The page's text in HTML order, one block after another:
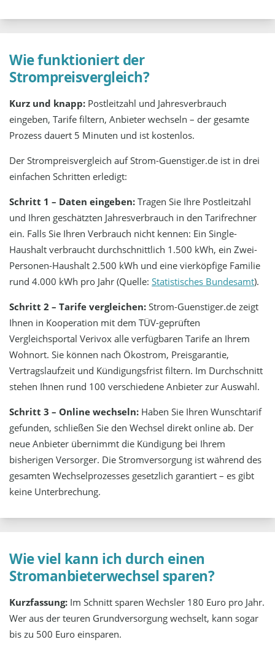
Wie funktioniert der
Strompreisvergleich?
Kurz und knapp: Postleitzahl und Jahresverbrauch
eingeben, Tarife filtern, Anbieter wechseln – der gesamte
Prozess dauert 5 Minuten und ist kostenlos.
Der Strompreisvergleich auf Strom-Guenstiger.de ist in drei
einfachen Schritten erledigt:
Schritt 1 – Daten eingeben: Tragen Sie Ihre Postleitzahl
und Ihren geschätzten Jahresverbrauch in den Tarifrechner
ein. Falls Sie Ihren Verbrauch nicht kennen: Ein Single-
Haushalt verbraucht durchschnittlich 1.500 kWh, ein Zwei-
Personen-Haushalt 2.500 kWh und eine vierköpfige Familie
rund 4.000 kWh pro Jahr (Quelle:Statistisches Bundesamt).
Schritt 2 – Tarife vergleichen: Strom-Guenstiger.de zeigt
Ihnen in Kooperation mit dem TÜV-geprüften
Vergleichsportal Verivox alle verfügbaren Tarife an Ihrem
Wohnort. Sie können nach Ökostrom, Preisgarantie,
Vertragslaufzeit und Kündigungsfrist filtern. Im Durchschnitt
stehen Ihnen rund 100 verschiedene Anbieter zur Auswahl.
Schritt 3 – Online wechseln: Haben Sie Ihren Wunschtarif
gefunden, schließen Sie den Wechsel direkt online ab. Der
neue Anbieter übernimmt die Kündigung bei Ihrem
bisherigen Versorger. Die Stromversorgung ist während des
gesamten Wechselprozesses gesetzlich garantiert – es gibt
keine Unterbrechung.
Wie viel kann ich durch einen
Stromanbieterwechsel sparen?
Kurzfassung: Im Schnitt sparen Wechsler 180 Euro pro Jahr.
Wer aus der teuren Grundversorgung wechselt, kann sogar
bis zu 500 Euro einsparen.